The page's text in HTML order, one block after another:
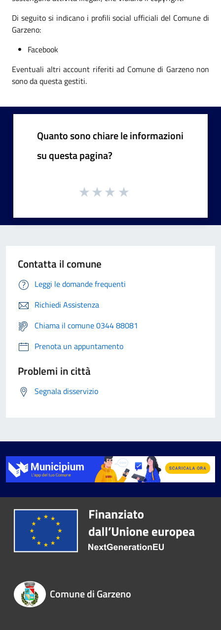
Di seguito si indicano i profili social ufficiali del Comune di
Garzeno:
Facebook
Eventuali altri account riferiti ad Comune di Garzeno non
sono da questa gestiti.
Quanto sono chiare le informazioni
su questa pagina?
Contatta il comune
Leggi le domande frequenti
Richiedi Assistenza
Chiama il comune 0344 88081
Prenota un appuntamento
Problemi in città
Segnala disservizio
Comune di Garzeno